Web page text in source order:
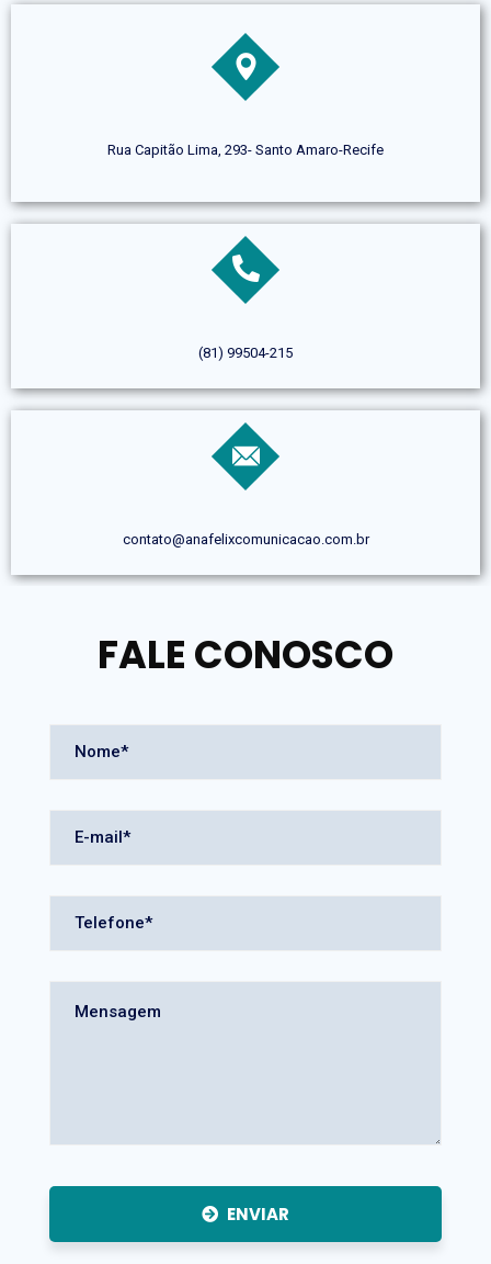
Rua Capitão Lima, 293- Santo Amaro-Recife
(81) 99504-215
contato@anafelixcomunicacao.com.br
FALE CONOSCO
ENVIAR